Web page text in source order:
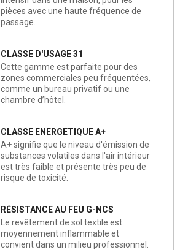
pièces avec une haute fréquence de
passage.
CLASSE D'USAGE 31
Cette gamme est parfaite pour des
zones commerciales peu fréquentées,
comme un bureau privatif ou une
chambre d’hôtel.
CLASSE ENERGETIQUE A+
A+ signifie que le niveau d'émission de
substances volatiles dans l'air intérieur
est très faible et présente très peu de
risque de toxicité.
RÉSISTANCE AU FEU G-NCS
Le revêtement de sol textile est
moyennement inflammable et
convient dans un milieu professionnel.